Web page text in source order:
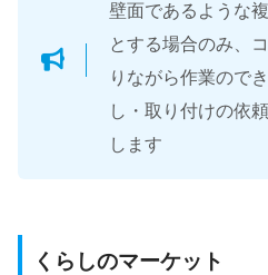
壁面であるような
とする場合のみ、
りながら作業ので
し・取り付けの依
します
くらしのマーケット